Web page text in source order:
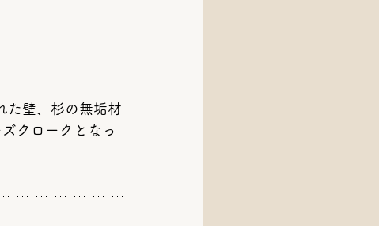
た壁、杉の無垢材
クロークとなっ